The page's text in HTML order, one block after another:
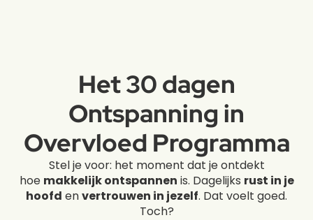
Het 30 dagen
Ontspanning in
Overvloed Programma
Stel je voor: het moment dat je ontdekt
hoe makkelijk ontspannen is. Dagelijks rust in je
hoofd envertrouwen in jezelf. Dat voelt goed.
Toch?